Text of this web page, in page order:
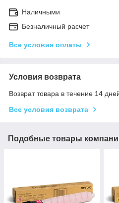
Наличными
Безналичный расчет
Все условия оплаты
Условия возврата
Возврат товара в течение 14
Все условия возврата
Подобные товары